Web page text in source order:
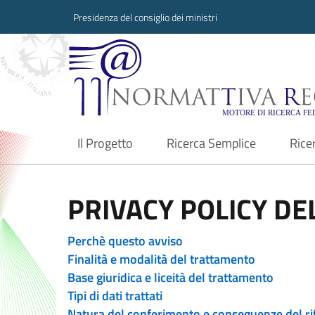
Presidenza del consiglio dei ministri
Normattiva
Il Progetto
current Ricerca Semplice
PRIVACY POLICY
Perchè questo avviso
Finalità e modalità del trattamento
Base giuridica e liceità del trattamento
Tipi di dati trattati